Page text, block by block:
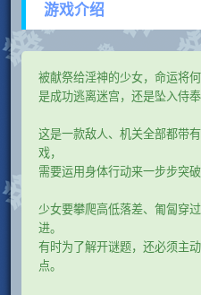
游戏介绍
被献祭给淫神的少女，命运将
是成功逃离迷宫，还是坠入侍奉
这是一款敌人、机关全部都带
戏，
需要运用身体行动来一步步突破
少女要攀爬高低落差、匍匐穿
进。
有时为了解开谜题，还必须主
点。